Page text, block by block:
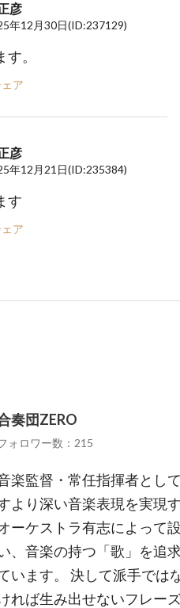
彦
年12月30日(ID:237129)
。
ア
彦
年12月21日(ID:235384)
す
ア
奏団ZERO
ォロワー数：215
楽監督・常任指揮者とし
より深い音楽表現を実現
ーケストラ有志によって
、音楽の持つ「歌」を追
います。 決して派手では
れば生み出せないフレー